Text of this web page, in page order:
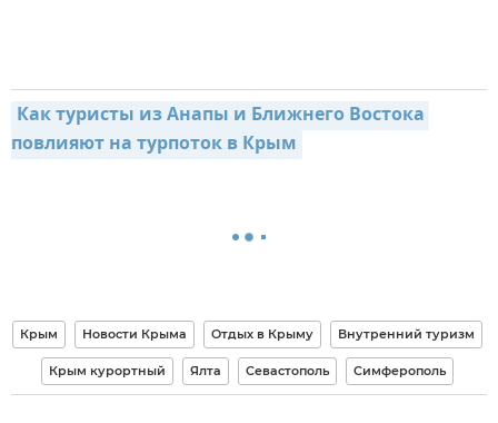
Как туристы из Анапы и Ближнего Востока
повлияют на турпоток в Крым
Крым Новости Крыма Отдых в Крыму Внутренний туризм
Крым курортный Ялта Севастополь Симферополь